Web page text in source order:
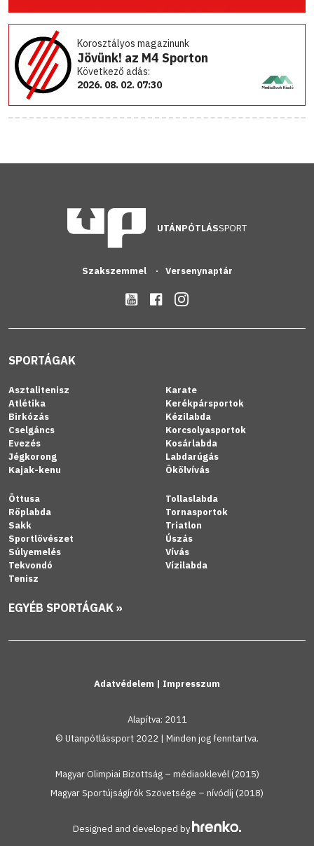
Korosztályos magazinunk
Jövünk! az M4 Sporton
Következő adás:
2026. 08. 02. 07:30
UTÁNPÓTLÁSSPORT
Szakszemmel Versenynaptár
SPORTÁGAK
Asztalitenisz
Atlétika
Birkózás
Cselgáncs
Evezés
Jégkorong
Kajak-kenu
Karate
Kerékpársportok
Kézilabda
Korcsolyasportok
Kosárlabda
Labdarúgás
Ökölvívás
Öttusa
Röplabda
Sakk
Sportlövészet
Súlyemelés
Tekvondó
Tenisz
Tollaslabda
Tornasportok
Triatlon
Úszás
Vívás
Vízilabda
EGYÉB SPORTÁGAK »
Adatvédelem | Impresszum
Alapítva: 2011
© Utanpótlássport 2022 | Minden jog fenntartva.
Magyar Olimpiai Bizottság – médiaoklevél (2015)
Magyar Sportújságírók Szövetsége – nívódíj (2018)
Designed and developed by